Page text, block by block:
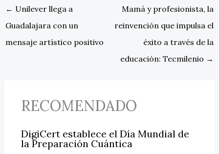
← Unilever llega a
Guadalajara con un
mensaje artístico positivo
Mamá y profesionista, la
reinvención que impulsa el
éxito a través de la
educación: Tecmilenio →
RECOMENDADO
DigiCert establece el Día Mundial de
la Preparación Cuántica